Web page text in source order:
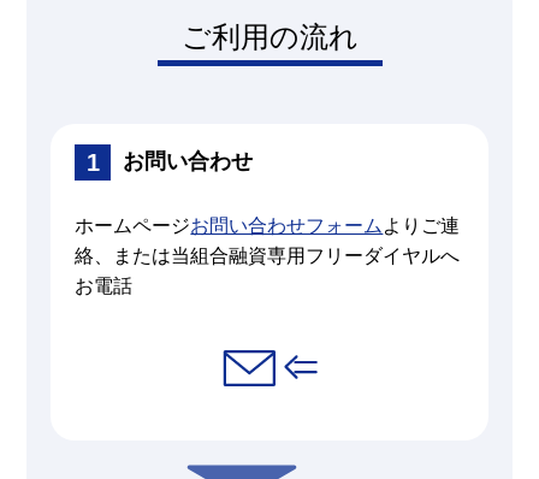
ご利用の流れ
お問い合わせ
ホームページお問い合わせフォーム よりご連
絡、または当組合融資専用フリーダイヤルへ
お電話